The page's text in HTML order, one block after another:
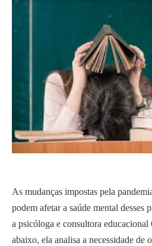
As mudanças impostas pela
podem afetar a saúde mental desses
a psicóloga e consultora
abaixo, ela analisa a necessidade de